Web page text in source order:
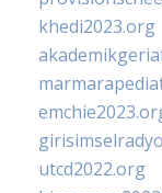
khedi2023.org
utcd2022.org